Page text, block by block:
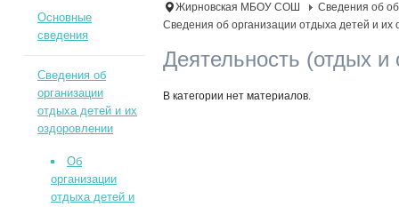
Жирновская МБОУ СОШ
Сведения об
Сведения об организации отдыха детей и их
Деятельность (отдых и
В категории нет материалов.
Основные
сведения
Сведения об
организации
отдыха детей и их
оздоровлении
Об
организации
отдыха детей и